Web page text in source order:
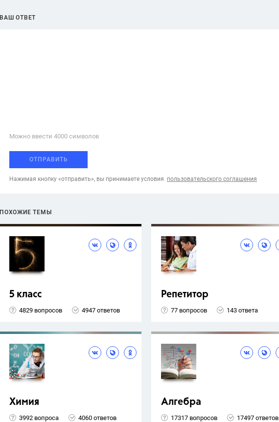
ВАШ ОТВЕТ
Можно ввести 4000 cимволов
ОТПРАВИТЬ
Нажимая кнопку «отправить», вы принимаете условия пользовательского соглашения
ПОХОЖИЕ ТЕМЫ
5 класс
4829 вопросов 4947 ответов
Репетитор
77 вопросов 143 ответа
Химия
3992 вопроса 4060 ответов
Алгебра
17317 вопросов 17497 ответов